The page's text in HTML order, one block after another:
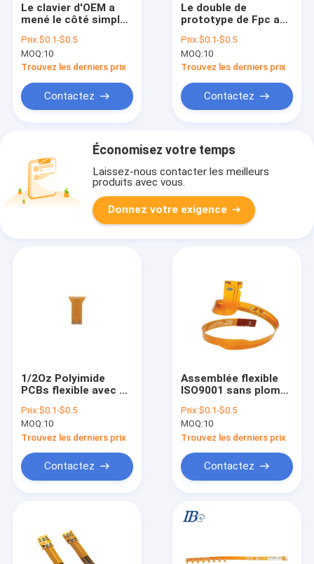
Le clavier d'OEM a
mené le côté simple
fabrication de carte
PCB de 8 couches
Prix:$0.1-$0.5
MOQ:10
Trouvez les derniers prix
Contactez
Le double de
prototype de Fpc a
flexible de PCBs IPC-
A-610F II
Prix:$0.1-$0.5
MOQ:10
Trouvez les derniers prix
Contactez
Économisez votre temps
Laissez-nous contacter les meilleurs
produits avec vous.
Donnez votre exigence
1/2Oz Polyimide
PCBs flexible avec pi
blanc matériel
Prix:$0.1-$0.5
MOQ:10
Trouvez les derniers prix
Contactez
Assemblée flexible
ISO9001 sans plomb
Fpc de l'en cuivre 2oz
Prix:$0.1-$0.5
MOQ:10
Trouvez les derniers prix
Contactez